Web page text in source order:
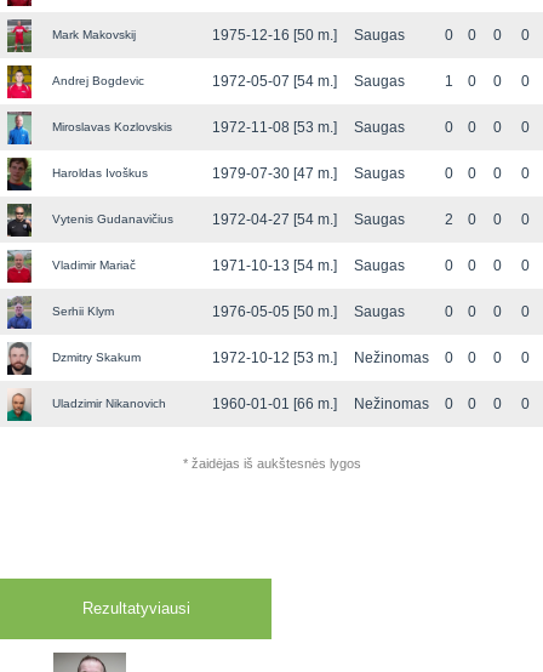
Mark Makovskij 1975-12-16 [50 m.] Saugas 0 0 0 0
Andrej Bogdevic 1972-05-07 [54 m.] Saugas 1 0 0 0
Miroslavas Kozlovskis 1972-11-08 [53 m.] Saugas 0 0 0 0
Haroldas Ivoškus 1979-07-30 [47 m.] Saugas 0 0 0 0
Vytenis Gudanavičius 1972-04-27 [54 m.] Saugas 2 0 0 0
Vladimir Mariač 1971-10-13 [54 m.] Saugas 0 0 0 0
Serhii Klym 1976-05-05 [50 m.] Saugas 0 0 0 0
Dzmitry Skakum 1972-10-12 [53 m.] Nežinomas 0 0 0 0
Uladzimir Nikanovich 1960-01-01 [66 m.] Nežinomas 0 0 0 0
* žaidėjas iš aukštesnės lygos
Rezultatyviausi